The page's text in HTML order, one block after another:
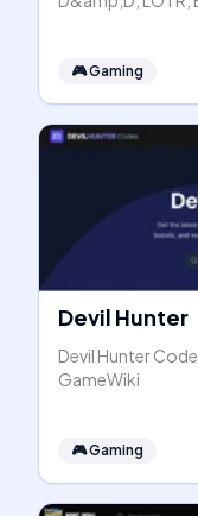
🎮Gaming
Devil Hunter
Devil Hunter
GameWiki
🎮Gaming